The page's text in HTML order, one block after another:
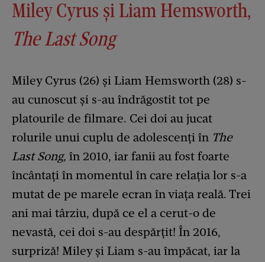
Miley Cyrus și Liam Hemsworth,
The Last Song
Miley Cyrus (26) și Liam Hemsworth (28) s-
au cunoscut și s-au îndrăgostit tot pe
platourile de filmare. Cei doi au jucat
rolurile unui cuplu de adolescenți în The
Last Song, în 2010, iar fanii au fost foarte
încântați în momentul în care relația lor s-a
mutat de pe marele ecran în viața reală. Trei
ani mai târziu, după ce el a cerut-o de
nevastă, cei doi s-au despărțit! În 2016,
surpriză! Miley și Liam s-au împăcat, iar la